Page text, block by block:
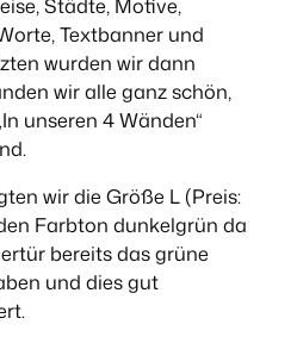
Textbanner und
wurden wir dann
wir alle ganz schön,
unseren 4 Wänden“
wir die Größe L (Preis:
Farbton dunkelgrün da
bereits das grüne
und dies gut